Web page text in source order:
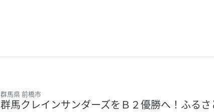
群馬県 前橋市
群馬クレインサンダーズをＢ２優勝へ！ふるさ